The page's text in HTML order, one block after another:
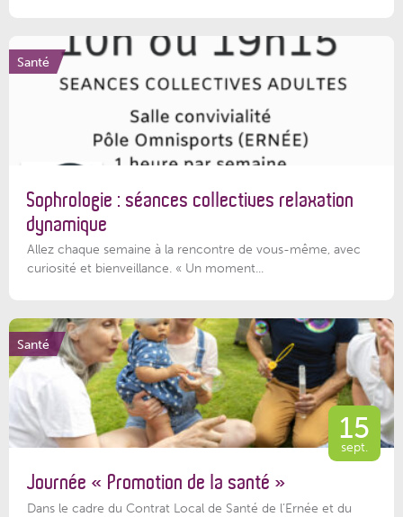
Santé
Sophrologie : séances collectives relaxation
dynamique
Allez chaque semaine à la rencontre de vous-même, avec
curiosité et bienveillance. « Un moment...
Santé
15
sept.
Journée « Promotion de la santé »
Dans le cadre du Contrat Local de Santé de l’Ernée et du